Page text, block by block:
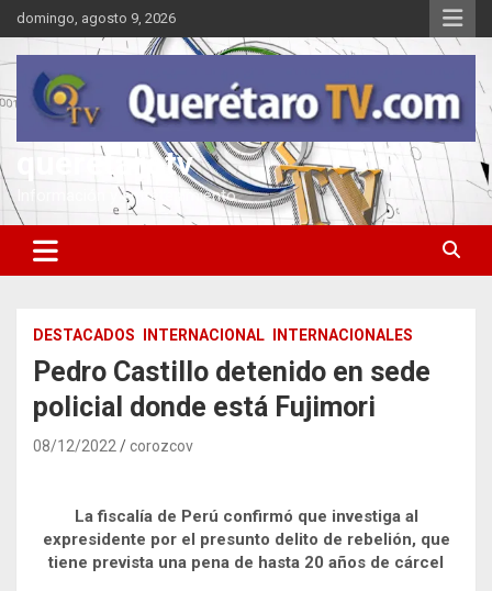
Saltar
al
contenido
domingo, agosto 9, 2026
queretarotv
Información y entretenimiento
DESTACADOS INTERNACIONAL INTERNACIONALES
Pedro Castillo detenido en sede
policial donde está Fujimori
08/12/2022 corozcov
La fiscalía de Perú confirmó que investiga al
expresidente por el presunto delito de rebelión, que
tiene prevista una pena de hasta 20 años de cárcel